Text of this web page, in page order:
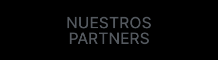
NUESTROS
PARTNERS